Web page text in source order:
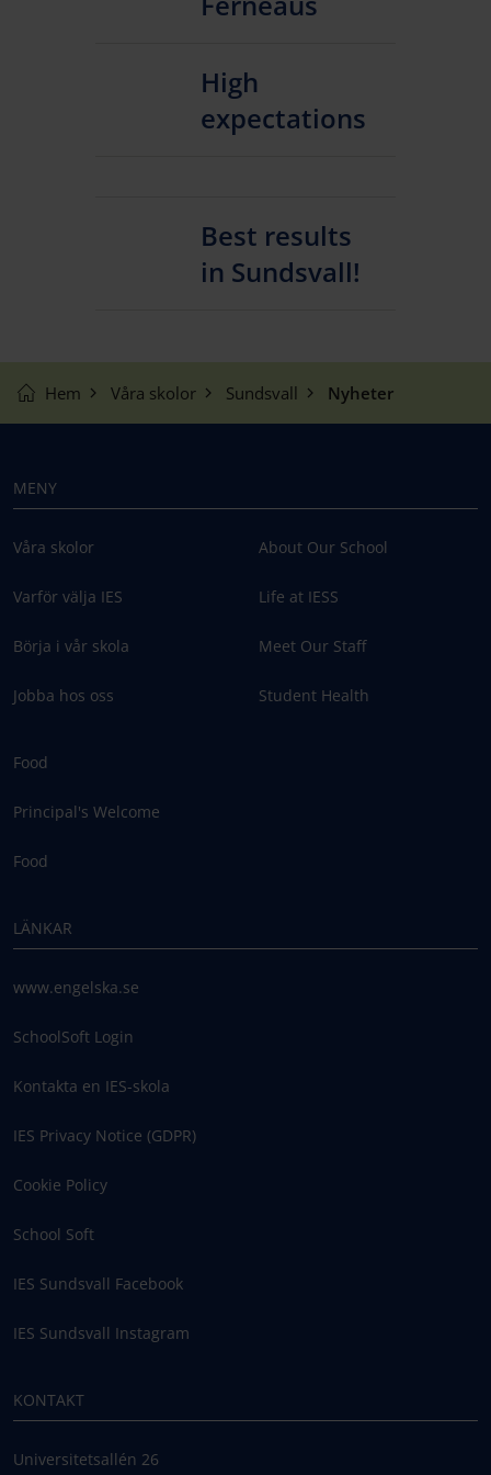
High
expectations
Best results
in Sundsvall!
Hem Våra skolor Sundsvall Nyheter
MENY
Våra skolor
Varför välja IES
Börja i vår skola
Jobba hos oss
About Our School
Life at IESS
Meet Our Staff
Student Health
Food
Principal's Welcome
Food
LÄNKAR
www.engelska.se
SchoolSoft Login
Kontakta en IES-skola
IES Privacy Notice (GDPR)
Cookie Policy
School Soft
IES Sundsvall Facebook
IES Sundsvall Instagram
KONTAKT
Universitetsallén 26